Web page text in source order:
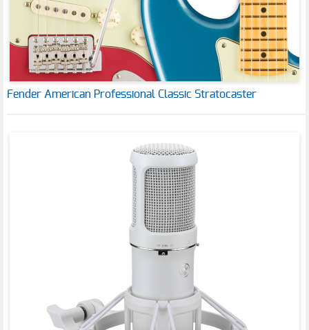
Fender American Professional Classic Stratocaster